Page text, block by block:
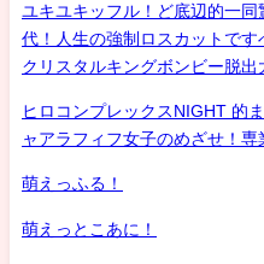
ユキユキッフル！ど底辺的一
代！人生の強制ロスカットで
クリスタルキングボンビー脱出
ヒロコンプレックスNIGHT 的
ャアラフィフ女子のめざせ！
萌えっふる！
萌えっとこあに！